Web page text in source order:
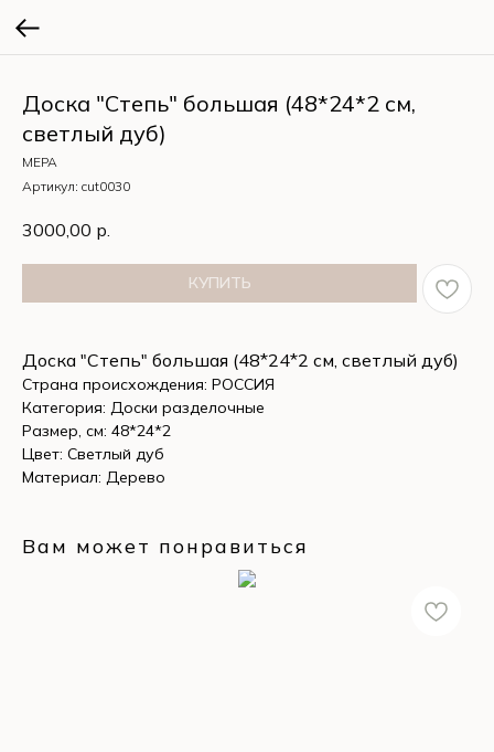
Доска "Степь" большая (48*24*2 см,
светлый дуб)
МЕРА
Артикул: cut0030
3000,00 р.
КУПИТЬ
Доска "Степь" большая (48*24*2 см, светлый дуб)
Страна происхождения: РОССИЯ
Категория: Доски разделочные
Размер, см: 48*24*2
Цвет: Светлый дуб
Материал: Дерево
Вам может понравиться